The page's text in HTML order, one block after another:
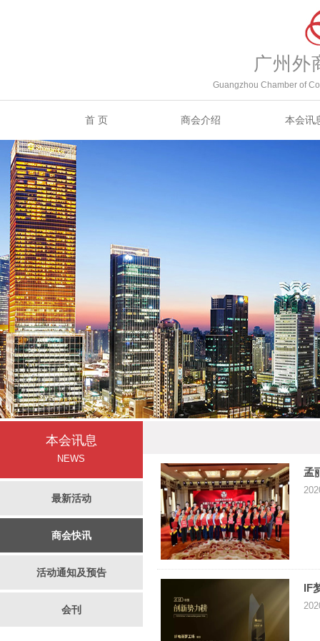
广州外
Guangzhou Chamber of
首 页 商会介绍 本会讯
本会讯息
NEWS
最新活动
商会快讯
活动通知及预告
会刊
孟
IF